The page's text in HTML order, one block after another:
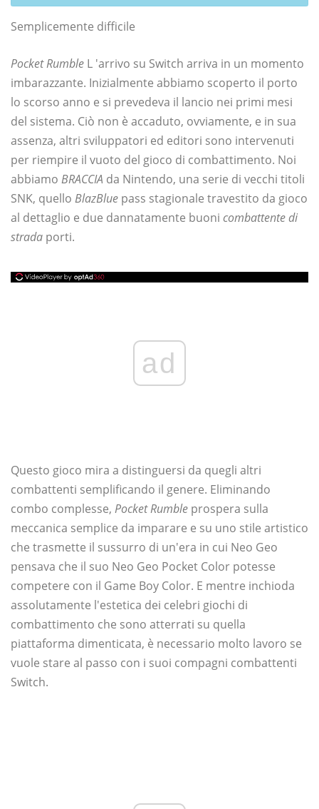
Semplicemente difficile
Pocket Rumble L 'arrivo su Switch arriva in un momento
imbarazzante. Inizialmente abbiamo scoperto il porto
lo scorso anno e si prevedeva il lancio nei primi mesi
del sistema. Ciò non è accaduto, ovviamente, e in sua
assenza, altri sviluppatori ed editori sono intervenuti
per riempire il vuoto del gioco di combattimento. Noi
abbiamo BRACCIA da Nintendo, una serie di vecchi titoli
SNK, quello BlazBlue pass stagionale travestito da gioco
al dettaglio e due dannatamente buoni combattente di
strada porti.
ad
Questo gioco mira a distinguersi da quegli altri
combattenti semplificando il genere. Eliminando
combo complesse, Pocket Rumble prospera sulla
meccanica semplice da imparare e su uno stile artistico
che trasmette il sussurro di un'era in cui Neo Geo
pensava che il suo Neo Geo Pocket Color potesse
competere con il Game Boy Color. E mentre inchioda
assolutamente l'estetica dei celebri giochi di
combattimento che sono atterrati su quella
piattaforma dimenticata, è necessario molto lavoro se
vuole stare al passo con i suoi compagni combattenti
Switch.